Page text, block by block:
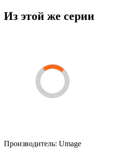
Из этой же серии
Производитель: Umage